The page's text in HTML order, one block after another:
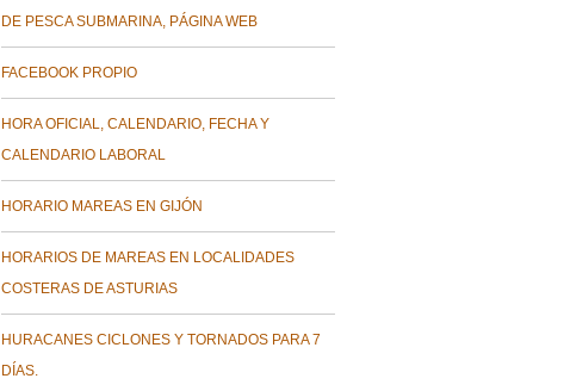
DE PESCA SUBMARINA, PÁGINA WEB
FACEBOOK PROPIO
HORA OFICIAL, CALENDARIO, FECHA Y
CALENDARIO LABORAL
HORARIO MAREAS EN GIJÓN
HORARIOS DE MAREAS EN LOCALIDADES
COSTERAS DE ASTURIAS
HURACANES CICLONES Y TORNADOS PARA 7
DÍAS.